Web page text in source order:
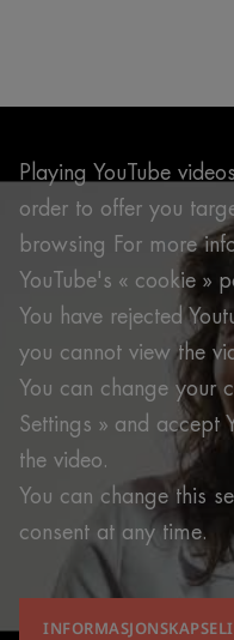
Playing YouTube
order to offer you
browsing For more
YouTube's « cookie »
You have rejected
you cannot view the
You can change your
Settings » and accept
the video.
You can change this
consent at any time.